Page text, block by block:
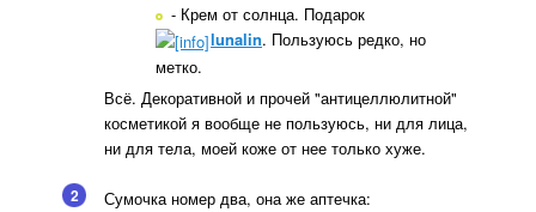
- Крем от солнца. Подарок
lunalin. Пользуюсь редко, но
метко.
Всё. Декоративной и прочей "антицеллюлитной"
косметикой я вообще не пользуюсь, ни для лица,
ни для тела, моей коже от нее только хуже.
Сумочка номер два, она же аптечка:
2